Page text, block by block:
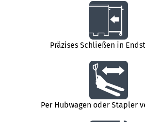
Präzises Schließen in
Per Hubwagen oder Stapler